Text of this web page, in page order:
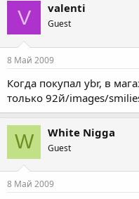
V valenti
Guest
8 Май 2009
Когда покупал ybr, в
только 92й/images/
W White Nigga
Guest
8 Май 2009